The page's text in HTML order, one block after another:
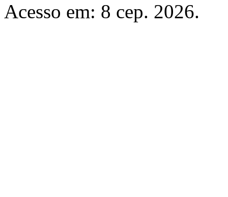
Acesso em: 8 сер. 2026.